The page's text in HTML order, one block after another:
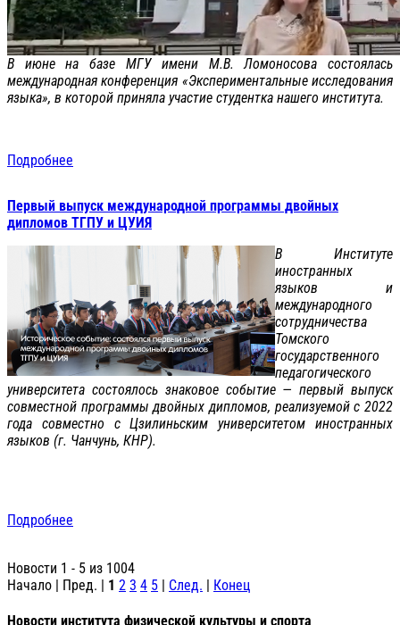
В июне на базе МГУ имени М.В. Ломоносова состоялась
международная конференция «Экспериментальные исследования
языка», в которой приняла участие студентка нашего института.
Подробнее
Первый выпуск международной программы двойных
дипломов ТГПУ и ЦУИЯ
В Институте
иностранных
языков и
международного
сотрудничества
Томского
государственного
педагогического
университета состоялось знаковое событие — первый выпуск
совместной программы двойных дипломов, реализуемой с 2022
года совместно с Цзилиньским университетом иностранных
языков (г. Чанчунь, КНР).
Подробнее
Новости 1 - 5 из 1004
Начало | Пред. | 1 2 3 4 5 | След. | Конец
Новости института физической культуры и спорта